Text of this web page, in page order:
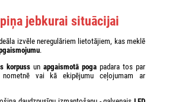
jebkurai situācijai
izvēle neregulāriem lietotājiem, kas meklē
.
korpuss un apgaismotā poga padara tos par
nometnē vai kā ekipējumu ceļojumam ar